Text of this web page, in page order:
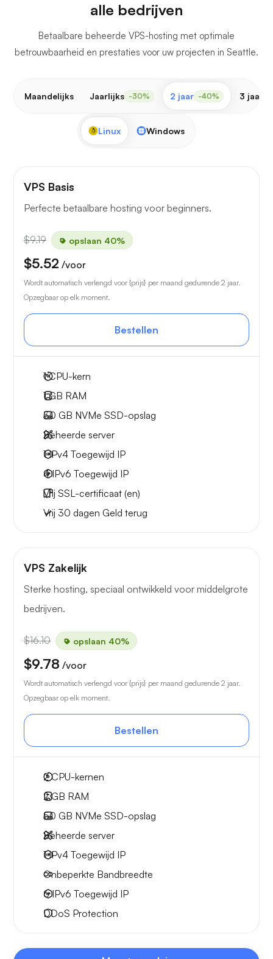
alle bedrijven
Betaalbare beheerde VPS-hosting met optimale
betrouwbaarheid en prestaties voor uw projecten in Seattle.
Maandelijks Jaarlijks -30% 2 jaar -40% 3 jaar
Linux Windows
VPS Basis
Perfecte betaalbare hosting voor beginners.
$9.19 opslaan 40%
$5.52 /voor
Wordt automatisch verlengd voor {prijs} per maand gedurende 2 jaar.
Opzegbaar op elk moment.
Bestellen
1CPU-kern
1 GB RAM
30 GB NVMe SSD-opslag
Beheerde server
1 IPv4 Toegewijd IP
4 IPv6 Toegewijd IP
Vrij SSL-certificaat (en)
Vrij 30 dagen Geld terug
VPS Zakelijk
Sterke hosting, speciaal ontwikkeld voor middelgrote
bedrijven.
$16.10 opslaan 40%
$9.78 /voor
Wordt automatisch verlengd voor {prijs} per maand gedurende 2 jaar.
Opzegbaar op elk moment.
Bestellen
2CPU-kernen
2 GB RAM
50 GB NVMe SSD-opslag
Beheerde server
1 IPv4 Toegewijd IP
Onbeperkte Bandbreedte
6 IPv6 Toegewijd IP
DDoS Protection